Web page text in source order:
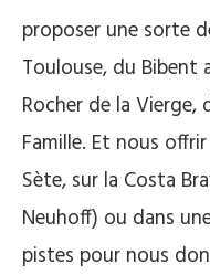
proposer une sorte
Toulouse, du Bibent
Rocher de la Vierge,
Famille. Et nous
Sète, sur la Costa
Neuhoff) ou dans
pistes pour nous